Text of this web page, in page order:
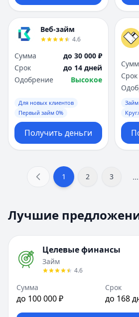
Веб-займ
4.6
Сумма
до 30 000 ₽
Срок
до 14 дней
Одобрение
Высокое
Для новых клиентов
Первый займ 0%
Получить деньги
Срок
Займ
1 2 3 ...
Лучшие
Целевые финансы
Займ
4.6
Сумма
до 100 000 ₽
Срок
до 168